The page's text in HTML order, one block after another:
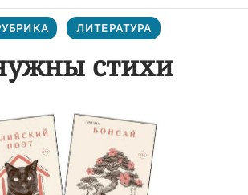
ЛИТЕРАТУРА
стихи